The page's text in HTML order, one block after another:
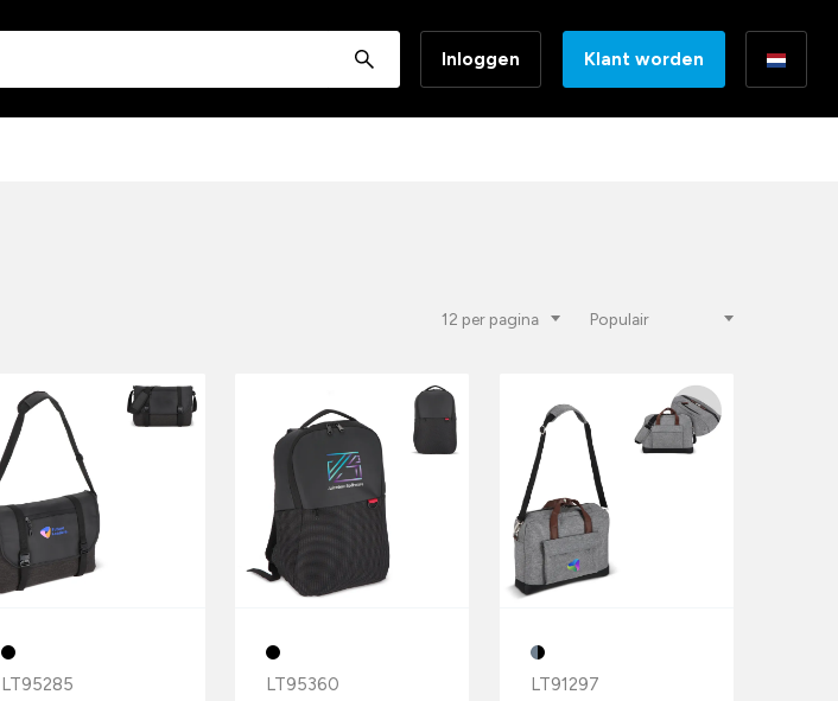
Inloggen Klant worden
LT95285
LT95360
LT91297